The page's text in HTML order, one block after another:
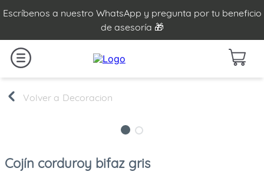
Escríbenos a nuestro WhatsApp y pregunta por tu beneficio
de asesoría 🎁
Decoracion
Cojín corduroy bifaz gris